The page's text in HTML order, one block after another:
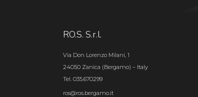
RO.S. S.r.l.
Via Don Lorenzo Milani, 1
24050 Zanica (Bergamo) – Italy
Tel. 035.670299
ros@ros.bergamo.it